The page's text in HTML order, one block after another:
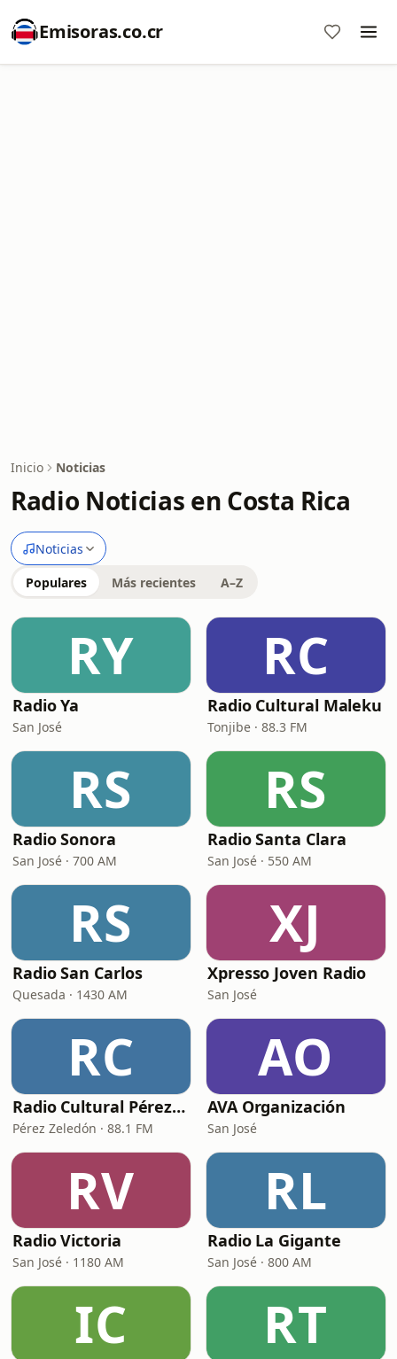
Emisoras.co.cr
Inicio Noticias
Radio Noticias en Costa Rica
Noticias
Populares Más recientes A–Z
RY
Radio Ya
San José
RC
Radio Cultural Maleku
Tonjibe · 88.3 FM
RS
Radio Sonora
San José · 700 AM
RS
Radio Santa Clara
San José · 550 AM
RS
Radio San Carlos
Quesada · 1430 AM
XJ
Xpresso Joven Radio
San José
RC
Radio Cultural Pérez Zeledón
Pérez Zeledón · 88.1 FM
AO
AVA Organización
San José
RV
Radio Victoria
San José · 1180 AM
RL
Radio La Gigante
San José · 800 AM
IC RT